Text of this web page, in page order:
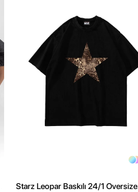
Starz Leopar Baskılı 24/1 Oversize